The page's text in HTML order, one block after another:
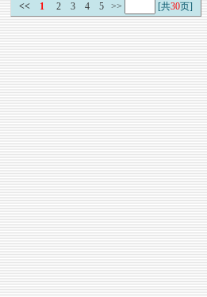
<< 1 2 3 4 5 >> [共30页]